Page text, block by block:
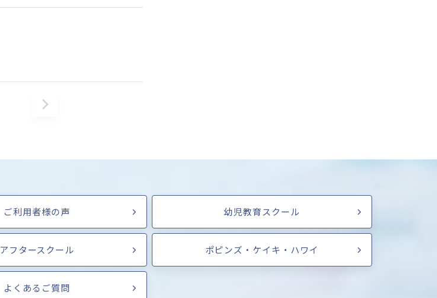
ご利用者様の声 幼児教育スクール
アフタースクール ポピンズ・ケイキ・ハワイ
よくあるご質問